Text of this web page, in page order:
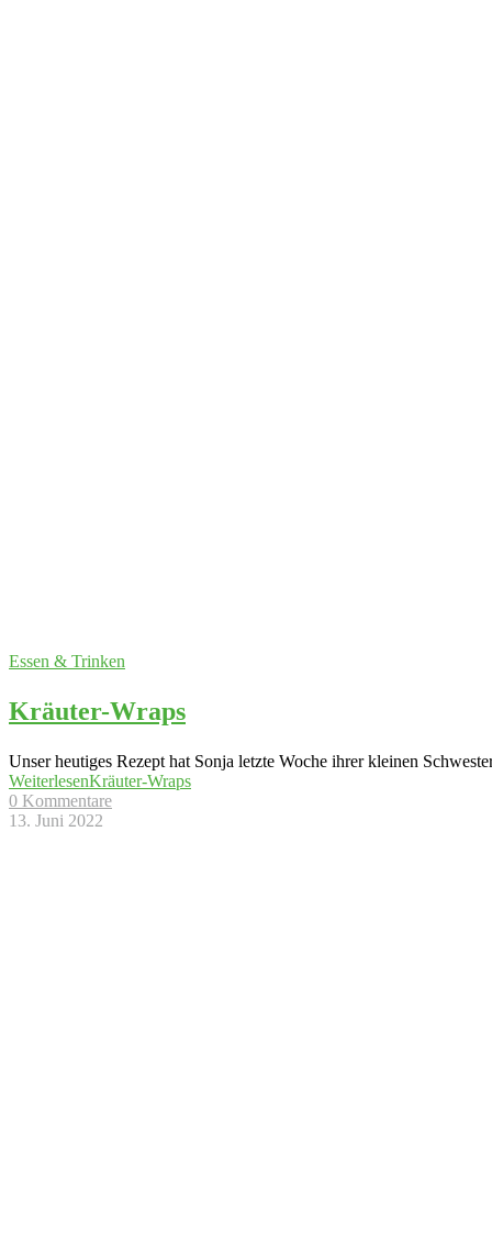
Essen & Trinken
Kräuter-Wraps
Unser heutiges Rezept hat Sonja letzte Woche ihrer kleinen
WeiterlesenKräuter-Wraps
0 Kommentare
13. Juni 2022